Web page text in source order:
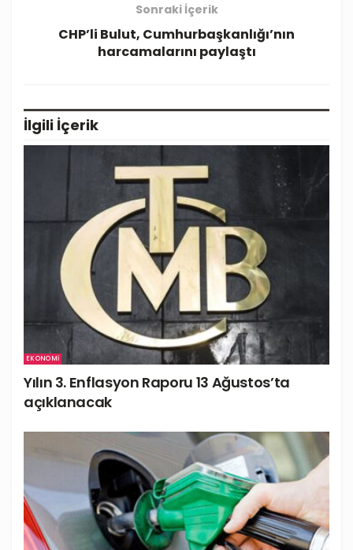
Sonraki İçerik
CHP’li Bulut, Cumhurbaşkanlığı’nın
harcamalarını paylaştı
İlgili İçerik
EKONOMI
Yılın 3. Enflasyon Raporu 13 Ağustos’ta
açıklanacak